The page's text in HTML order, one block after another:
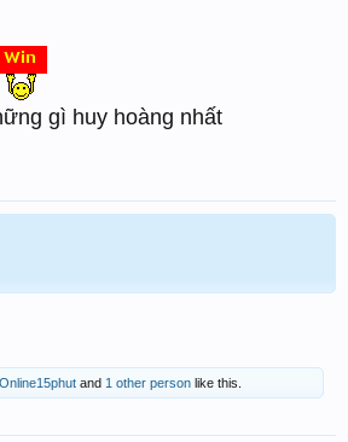
gì huy hoàng nhất
Online15phut and 1 other person like this.